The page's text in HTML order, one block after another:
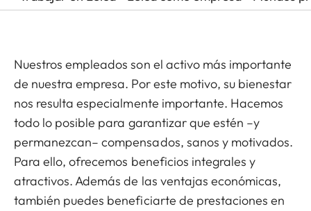
Nuestros empleados son el activo más importante
de nuestra empresa. Por este motivo, su bienestar
nos resulta especialmente importante. Hacemos
todo lo posible para garantizar que estén –y
permanezcan– compensados, sanos y motivados.
Para ello, ofrecemos beneficios integrales y
atractivos. Además de las ventajas económicas,
también puedes beneficiarte de prestaciones en